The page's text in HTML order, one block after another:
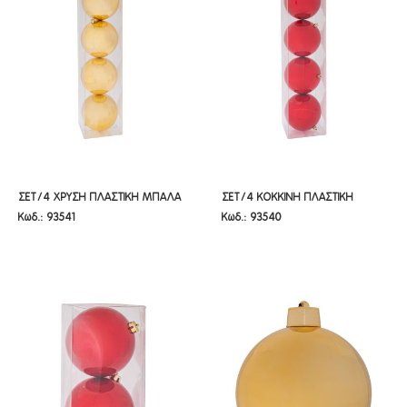
ΣΕΤ/4 ΧΡΥΣΗ ΠΛΑΣΤΙΚΗ ΜΠΑΛΑ
12ΕΚ
ΣΕΤ/4 ΧΡΥΣΗ ΠΛΑΣΤΙΚΗ ΜΠΑΛΑ
12ΕΚ
Κωδ.: 93541
ΣΕΤ/4 ΚΟΚΚΙΝΗ ΠΛΑΣΤΙΚΗ
ΜΠΑΛΑ 12ΕΚ
ΣΕΤ/4 ΚΟΚΚΙΝΗ ΠΛΑΣΤΙΚΗ
ΜΠΑΛΑ 12ΕΚ
Κωδ.: 93540